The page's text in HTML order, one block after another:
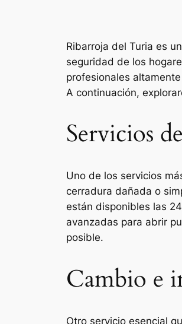
Ribarroja del Turia es
seguridad de los
profesionales
A continuación,
Servicios
Uno de los servicios
cerradura dañada o
están disponibles las
avanzadas para abrir
posible.
Cambio e
Otro servicio esencial